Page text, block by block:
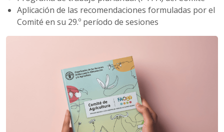
Aplicación de las recomendaciones formuladas por el
Comité en su 29.º período de sesiones